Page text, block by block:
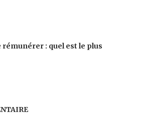
rémunérer : quel est le plus